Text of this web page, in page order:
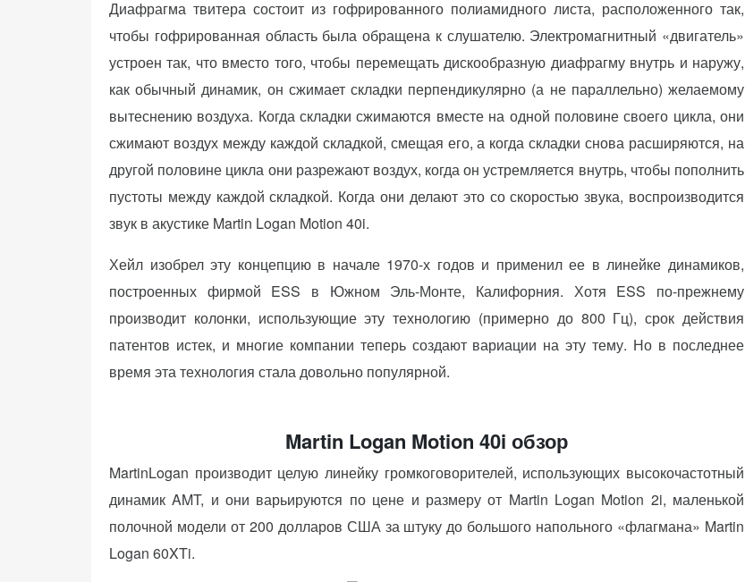
Диафрагма твитера состоит из гофрированного полиамидного листа, расположенного так,
чтобы гофрированная область была обращена к слушателю. Электромагнитный «двигатель»
устроен так, что вместо того, чтобы перемещать дискообразную диафрагму внутрь и наружу,
как обычный динамик, он сжимает складки перпендикулярно (а не параллельно) желаемому
вытеснению воздуха. Когда складки сжимаются вместе на одной половине своего цикла, они
сжимают воздух между каждой складкой, смещая его, а когда складки снова расширяются, на
другой половине цикла они разрежают воздух, когда он устремляется внутрь, чтобы пополнить
пустоты между каждой складкой. Когда они делают это со скоростью звука, воспроизводится
звук в акустике Martin Logan Motion 40i.
Хейл изобрел эту концепцию в начале 1970-х годов и применил ее в линейке динамиков,
построенных фирмой ESS в Южном Эль-Монте, Калифорния. Хотя ESS по-прежнему
производит колонки, использующие эту технологию (примерно до 800 Гц), срок действия
патентов истек, и многие компании теперь создают вариации на эту тему. Но в последнее
время эта технология стала довольно популярной.
Martin Logan Motion 40i обзор
MartinLogan производит целую линейку громкоговорителей, использующих высокочастотный
динамик AMT, и они варьируются по цене и размеру от Martin Logan Motion 2i, маленькой
полочной модели от 200 долларов США за штуку до большого напольного «флагмана» Martin
Logan 60XTi.